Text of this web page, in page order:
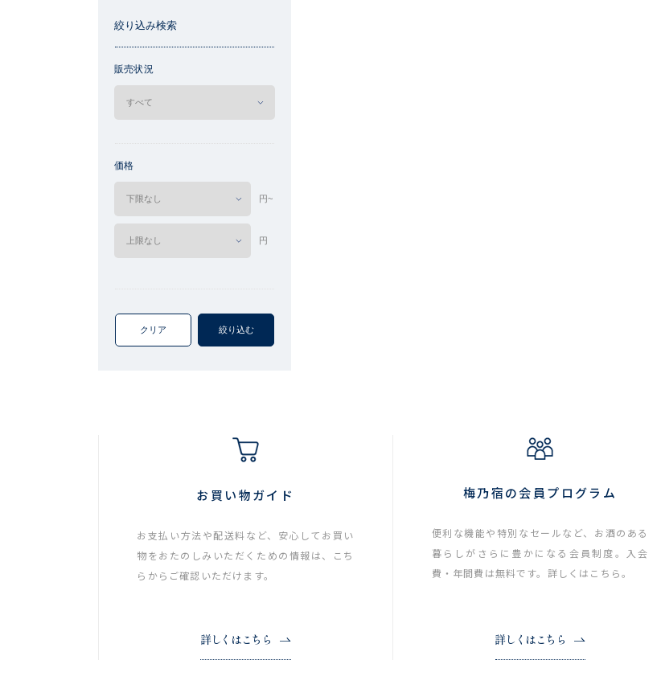
絞り込み検索
販売状況
価格
円~
円
クリア 絞り込む
お買い物ガイド
お支払い方法や配送料など、安心してお買い
物をおたのしみいただくための情報は、こち
らからご確認いただけます。
詳しくはこちら
梅乃宿の会員プログラム
便利な機能や特別なセールなど、お酒のある
暮らしがさらに豊かになる会員制度。入会
費・年間費は無料です。詳しくはこちら。
詳しくはこちら